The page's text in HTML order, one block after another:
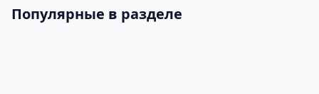
Популярные в разделе